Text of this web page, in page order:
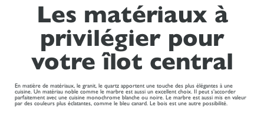
Les matériaux à
privilégier pour
votre îlot central
En matière de matériaux, le granit, le quartz apportent une touche des plus élégantes à une
cuisine. Un matériau noble comme le marbre est aussi un excellent choix. Il peut s’accorder
parfaitement avec une cuisine monochrome blanche ou noire. Le marbre est aussi mis en valeur
par des couleurs plus éclatantes, comme le bleu canard. Le bois est une autre possibilité.